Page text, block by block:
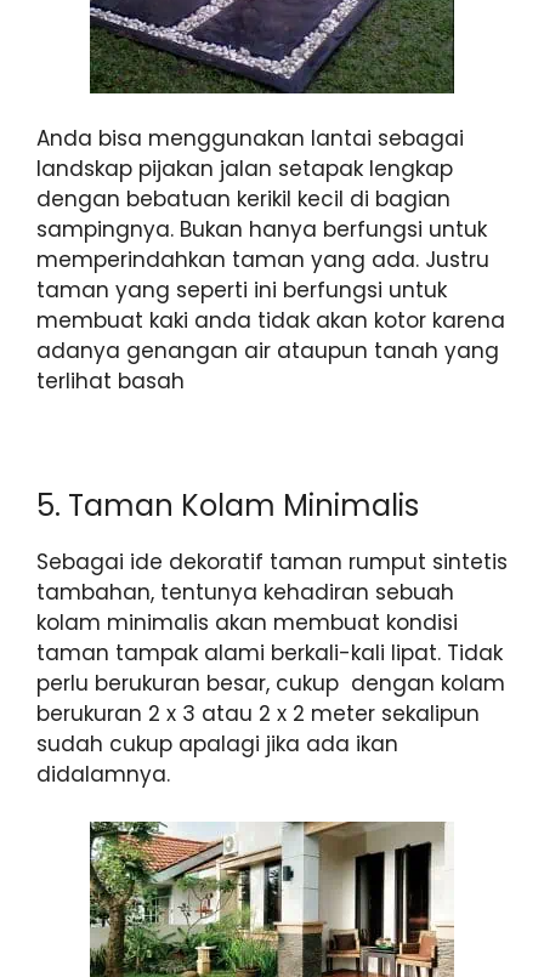
Anda bisa menggunakan lantai sebagai
landskap pijakan jalan setapak lengkap
dengan bebatuan kerikil kecil di bagian
sampingnya. Bukan hanya berfungsi untuk
memperindahkan taman yang ada. Justru
taman yang seperti ini berfungsi untuk
membuat kaki anda tidak akan kotor karena
adanya genangan air ataupun tanah yang
terlihat basah
5. Taman Kolam Minimalis
Sebagai ide dekoratif taman rumput sintetis
tambahan, tentunya kehadiran sebuah
kolam minimalis akan membuat kondisi
taman tampak alami berkali-kali lipat. Tidak
perlu berukuran besar, cukup dengan kolam
berukuran 2 x 3 atau 2 x 2 meter sekalipun
sudah cukup apalagi jika ada ikan
didalamnya.